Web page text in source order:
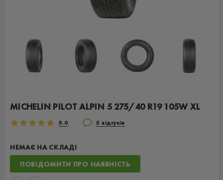
MICHELIN PILOT ALPIN 5 275/40 R19 105W XL
5.0 5 відгуків
НЕМАЄ НА СКЛАДІ
ПОВІДОМИТИ ПРО НАЯВНІСТЬ